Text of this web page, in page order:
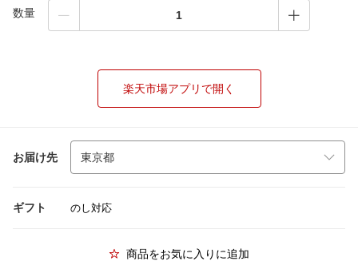
数量
楽天市場アプリで開く
お届け先
ギフト のし対応
商品をお気に入りに追加